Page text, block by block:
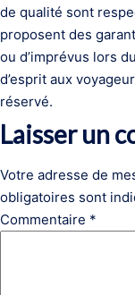
de qualité sont
proposent des
ou d’imprévus lors
d’esprit aux
réservé.
Laisser un
Votre adresse de
obligatoires sont
Commentaire *